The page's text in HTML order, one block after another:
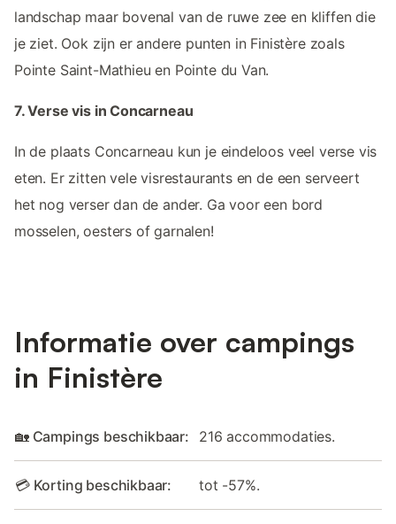
landschap maar bovenal van de ruwe zee en kliffen die
je ziet. Ook zijn er andere punten in Finistère zoals
Pointe Saint-Mathieu en Pointe du Van.
7. Verse vis in Concarneau
In de plaats Concarneau kun je eindeloos veel verse vis
eten. Er zitten vele visrestaurants en de een serveert
het nog verser dan de ander. Ga voor een bord
mosselen, oesters of garnalen!
Informatie over campings
in Finistère
🏡 Campings beschikbaar: 216 accommodaties.
💳 Korting beschikbaar: tot -57%.